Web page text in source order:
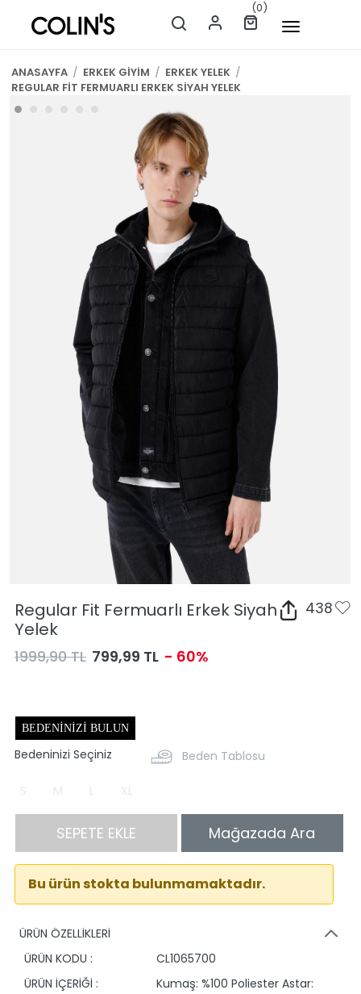
(0)
ANASAYFA / ERKEK GİYİM / ERKEK YELEK /
REGULAR FİT FERMUARLI ERKEK SİYAH YELEK
Regular Fit Fermuarlı Erkek Siyah
Yelek
438
1999,90 TL 799,99 TL - 60%
BEDENINIZI BULUN
Bedeninizi Seçiniz Beden Tablosu
S M L XL
SEPETE EKLE Mağazada Ara
Bu ürün stokta bulunmamaktadır.
ÜRÜN ÖZELLİKLERİ
ÜRÜN KODU :
CL1065700
ÜRÜN İÇERİĞİ :
Kumaş: %100 Poliester Astar: